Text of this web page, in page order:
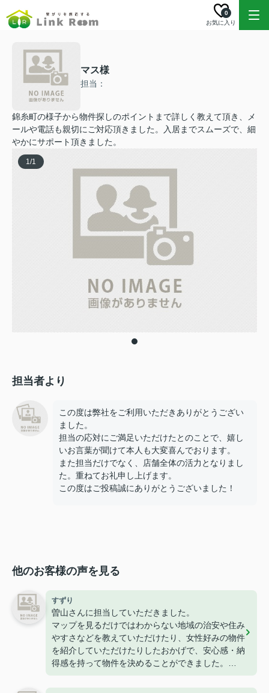
お気に入り
0
マス様
担当：
錦糸町の様子から物件探しのポイントまで詳しく教えて頂き、メ
ールや電話も親切にご対応頂きました。入居までスムーズで、細
やかにサポート頂きました。
1/1
担当者より
この度は弊社をご利用いただきありがとうござい
ました。
担当の応対にご満足いただけたとのことで、嬉し
いお言葉が聞けて本人も大変喜んでおります。
また担当だけでなく、店舗全体の活力となりまし
た。重ねてお礼申し上げます。
この度はご投稿誠にありがとうございました！
他のお客様の声を見る
すずり
曽山さんに担当していただきました。
マップを見るだけではわからない地域の治安や住み
やすさなどを教えていただけたり、女性好みの物件
を紹介していただけたりしたおかげで、安心感・納
得感を持って物件を決めることができました。